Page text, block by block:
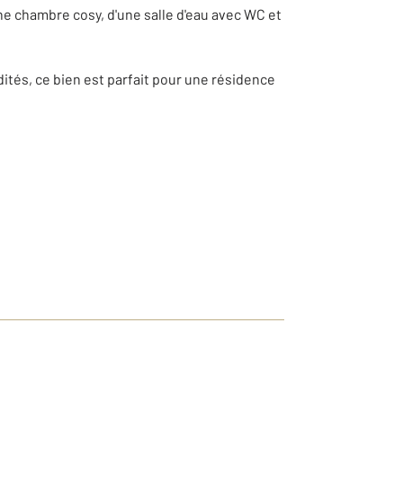
chambre cosy, d'une salle d'eau avec WC et
ce bien est parfait pour une résidence